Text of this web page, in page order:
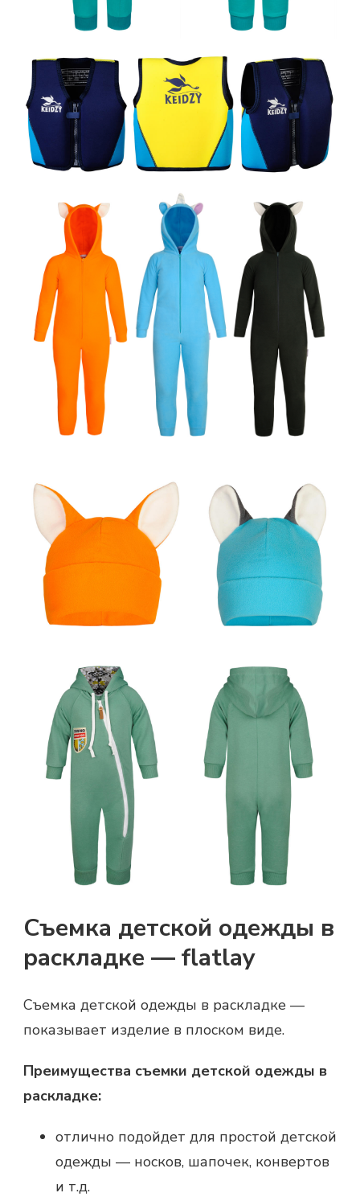
Съемка детской одежды в
раскладке — flatlay
Съемка детской одежды в раскладке —
показывает изделие в плоском виде.
Преимущества съемки детской одежды в
раскладке:
отлично подойдет для простой детской
одежды — носков, шапочек, конвертов
и т.д.